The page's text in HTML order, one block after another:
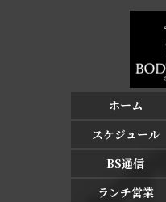
ホーム
スケジュール
BS通信
ランチ営業